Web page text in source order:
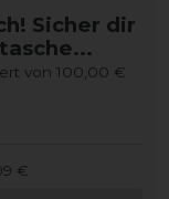
Sicher dir
von 100,00 €
€